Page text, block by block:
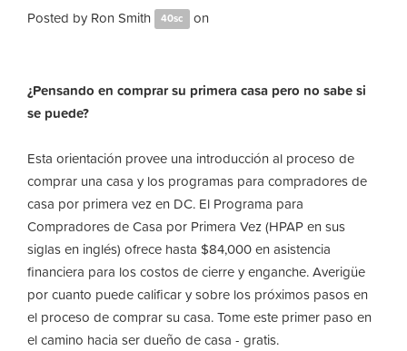
Posted by Ron Smith 40sc on
¿Pensando en comprar su primera casa pero no sabe si
se puede?
Esta orientación provee una introducción al proceso de
comprar una casa y los programas para compradores de
casa por primera vez en DC. El Programa para
Compradores de Casa por Primera Vez (HPAP en sus
siglas en inglés) ofrece hasta $84,000 en asistencia
financiera para los costos de cierre y enganche. Averigüe
por cuanto puede calificar y sobre los próximos pasos en
el proceso de comprar su casa. Tome este primer paso en
el camino hacia ser dueño de casa - gratis.